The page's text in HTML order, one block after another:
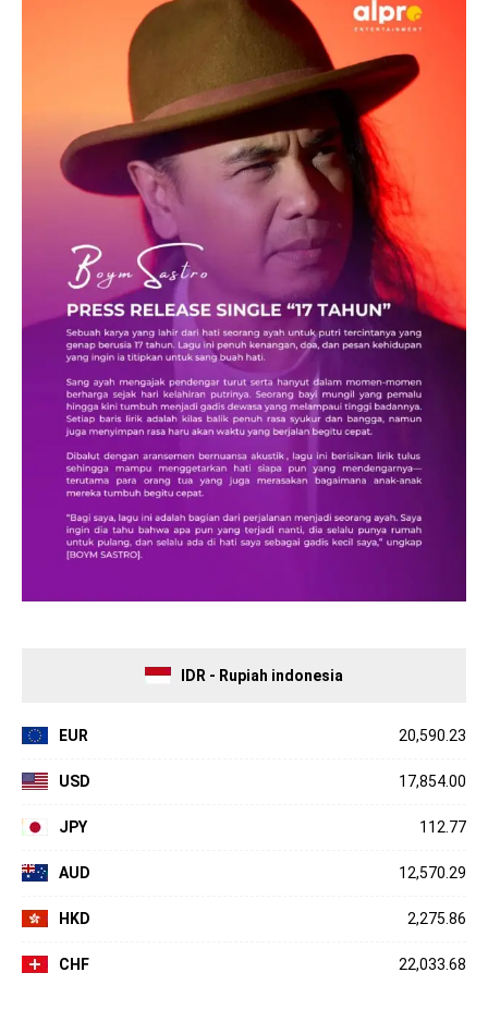
IDR - Rupiah indonesia
EUR 20,590.23
USD 17,854.00
JPY 112.77
AUD 12,570.29
HKD 2,275.86
CHF 22,033.68